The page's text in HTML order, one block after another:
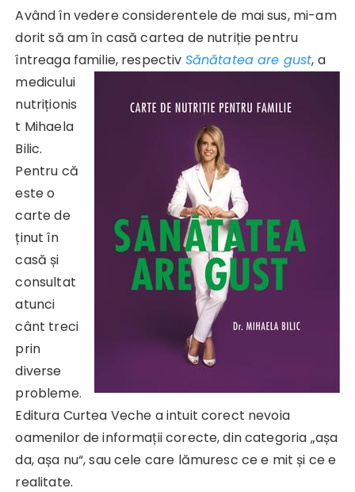
Având în vedere considerentele de mai sus, mi-am
dorit să am în casă cartea de nutriție pentru
întreaga familie, respectiv Sănătatea are gust, a
medicului
nutriționis
t Mihaela
Bilic.
Pentru că
este o
carte de
ținut în
casă și
consultat
atunci
cânt treci
prin
diverse
probleme.
Editura Curtea Veche a intuit corect nevoia
oamenilor de informații corecte, din categoria „așa
da, așa nu“, sau cele care lămuresc ce e mit și ce e
realitate.